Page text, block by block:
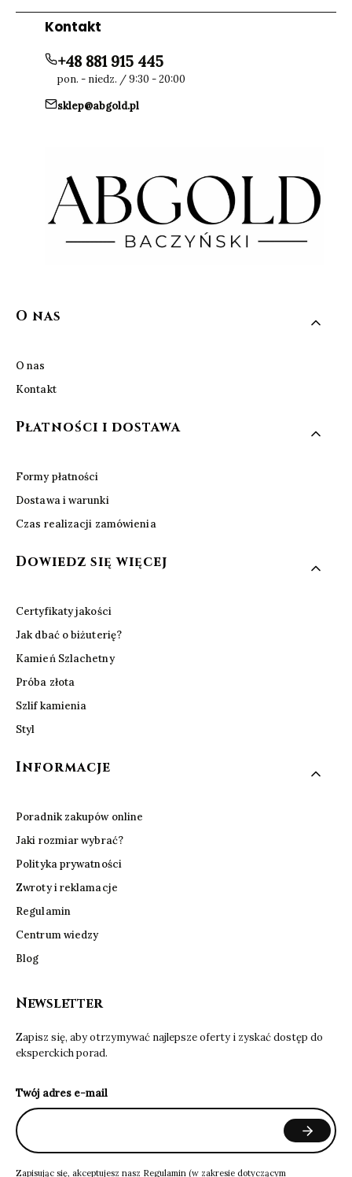
Kontakt
+48 881 915 445
pon. - niedz. / 9:30 - 20:00
sklep@abgold.pl
Linki w stopce
O nas
O nas
Kontakt
Płatności i dostawa
Formy płatności
Dostawa i warunki
Czas realizacji zamówienia
Dowiedz się więcej
Certyfikaty jakości
Jak dbać o biżuterię?
Kamień Szlachetny
Próba złota
Szlif kamienia
Styl
Informacje
Poradnik zakupów online
Jaki rozmiar wybrać?
Polityka prywatności
Zwroty i reklamacje
Regulamin
Centrum wiedzy
Blog
Newsletter
Zapisz się, aby otrzymywać najlepsze oferty i zyskać dostęp do
eksperckich porad.
Twój adres e-mail
Zapisując się, akceptujesz nasz Regulamin (w zakresie dotyczącym